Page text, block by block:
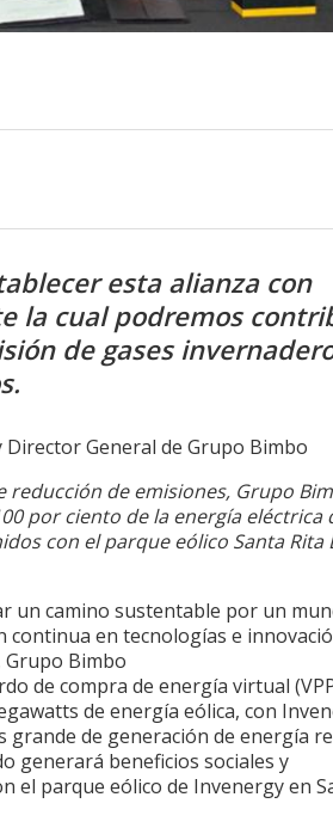
esta alianza con
la cual podremos
de gases
General de Grupo Bimbo
reducción de emisiones, Grupo
por ciento de la energía eléctrica
con el parque eólico Santa Rita
un camino sustentable por un
continua en tecnologías e
Bimbo
de compra de energía virtual
de energía eólica, con
grande de generación de energía
generará beneficios sociales y
el parque eólico de Invenergy en